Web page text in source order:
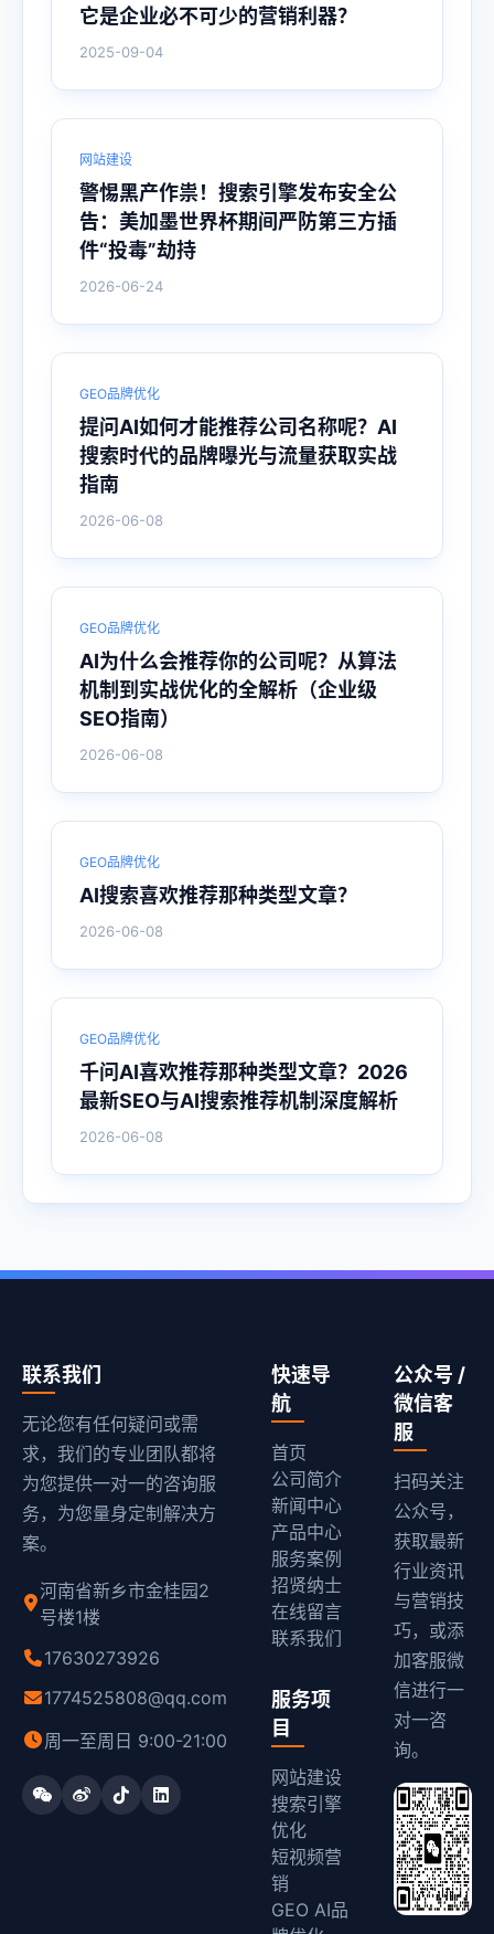
它是企业必不可少的营销利器？
2025-09-04
网站建设
警惕黑产作祟！搜索引擎发布安全公
告：美加墨世界杯期间严防第三方插
件“投毒”劫持
2026-06-24
GEO品牌优化
提问AI如何才能推荐公司名称呢？AI
搜索时代的品牌曝光与流量获取实战
指南
2026-06-08
GEO品牌优化
AI为什么会推荐你的公司呢？从算法
机制到实战优化的全解析（企业级
SEO指南）
2026-06-08
GEO品牌优化
AI搜索喜欢推荐那种类型文章？
2026-06-08
GEO品牌优化
千问AI喜欢推荐那种类型文章？2026
最新SEO与AI搜索推荐机制深度解析
2026-06-08
联系我们
无论您有任何疑问或需
求，我们的专业团队都将
为您提供一对一的咨询服
务，为您量身定制解决方
案。
河南省新乡市金桂园2
号楼1楼
17630273926
1774525808@qq.com
周一至周日 9:00-21:00
快速导
航
首页
公司简介
新闻中心
产品中心
服务案例
招贤纳士
在线留言
联系我们
服务项
目
网站建设
搜索引擎
优化
短视频营
销
GEO AI品
公众号 /
微信客
服
扫码关注
公众号，
获取最新
行业资讯
与营销技
巧，或添
加客服微
信进行一
对一咨
询。